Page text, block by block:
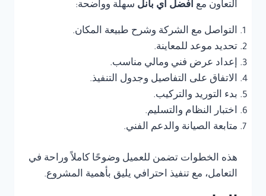
التعاون مع أفضل أي بانل سهلة وواضحة:
التواصل مع الشركة وشرح طبيعة المكان.
تحديد موعد للمعاينة.
إعداد عرض فني ومالي مناسب.
الاتفاق على التفاصيل وجدول التنفيذ.
بدء التوريد والتركيب.
اختبار النظام والتسليم.
متابعة الصيانة والدعم الفني.
هذه الخطوات تضمن للعميل وضوحًا كاملاً وراحة في
التعامل، مع تنفيذ احترافي يليق بأهمية المشروع.